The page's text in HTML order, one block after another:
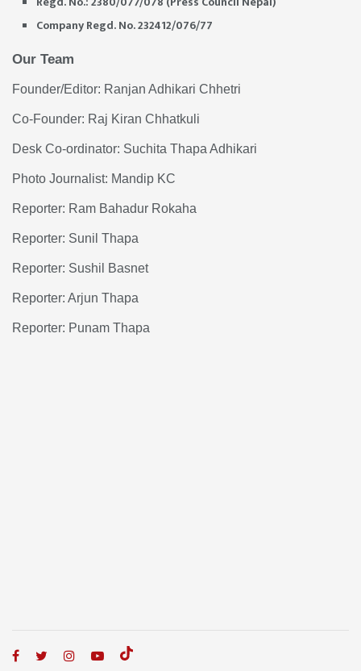
Company Regd. No. 232412/076/77
Our Team
Founder/Editor: Ranjan Adhikari Chhetri
Co-Founder: Raj Kiran Chhatkuli
Desk Co-ordinator: Suchita Thapa Adhikari
Photo Journalist: Mandip KC
Reporter: Ram Bahadur Rokaha
Reporter: Sunil Thapa
Reporter: Sushil Basnet
Reporter: Arjun Thapa
Reporter: Punam Thapa